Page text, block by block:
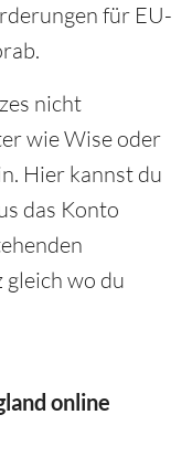
für EU-
nicht
wie Wise oder
Hier kannst du
das Konto
wo du
online